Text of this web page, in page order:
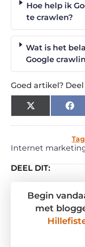
Hoe help ik
te crawlen?
Wat is het
Google
Goed artikel?
X
(Twitter)
Internet
DEEL DIT:
Begin
met